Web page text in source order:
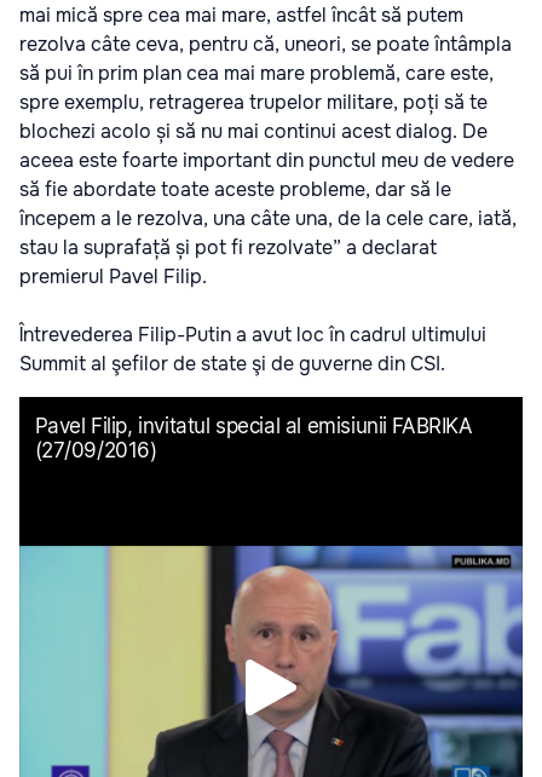
mai mică spre cea mai mare, astfel încât să putem
rezolva câte ceva, pentru că, uneori, se poate întâmpla
să pui în prim plan cea mai mare problemă, care este,
spre exemplu, retragerea trupelor militare, poți să te
blochezi acolo și să nu mai continui acest dialog. De
aceea este foarte important din punctul meu de vedere
să fie abordate toate aceste probleme, dar să le
începem a le rezolva, una câte una, de la cele care, iată,
stau la suprafață și pot fi rezolvate” a declarat
premierul Pavel Filip.
Întrevederea Filip-Putin a avut loc în cadrul ultimului
Summit al şefilor de state şi de guverne din CSI.